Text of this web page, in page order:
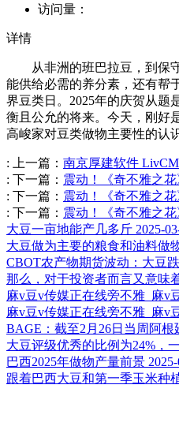
访问量：
详情
从非洲的班巴拉豆，到保守
能供给必需的养分素，还有帮
界豆类日。2025年的庆贺从题
衡且公允的将来。今天，刚好
高峻家对豆类做物主要性的认
: 上一篇： 南京厚建软件
: 下一篇： 震动！《奇不雅之
: 下一篇： 震动！《奇不雅之
: 下一篇： 震动！《奇不雅之
大豆一亩地能产几多斤 2025-
大豆做为主要的粮食和油料做
CBOT农产物期货波动：大豆
那么，对于投资者而言又意味
麻v豆v传媒正在线旁不雅_麻v
麻v豆v传媒正在线旁不雅_麻v
BAGE：截至2月26日当周阿
大豆评级优秀的比例为24%，
巴西2025年做物产量前景
跟着巴西大豆和第一季玉米种